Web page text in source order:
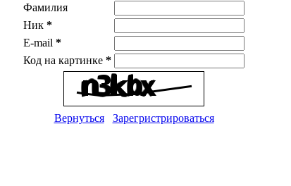
Фамилия
Ник *
E-mail *
Код на картинке *
Вернуться Зарегристрироваться